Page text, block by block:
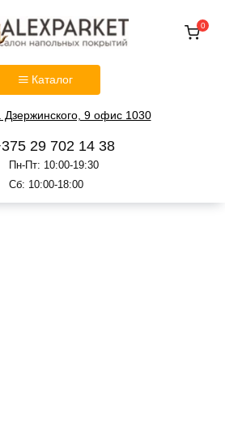
Каталог
Дзержинского, 9 офис 1030
29 702 14 38
Пн-Пт: 10:00-19:30
Сб: 10:00-18:00
0